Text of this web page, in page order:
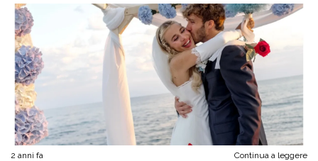
2 anni fa Continua a leggere